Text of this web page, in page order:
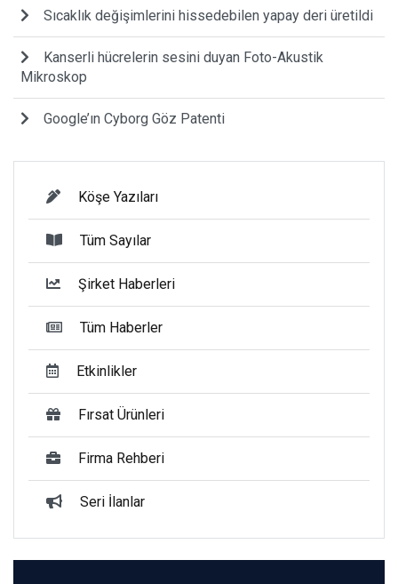
Sıcaklık değişimlerini hissedebilen yapay deri üretildi
Kanserli hücrelerin sesini duyan Foto-Akustik
Mikroskop
Google’ın Cyborg Göz Patenti
Köşe Yazıları
Tüm Sayılar
Şirket Haberleri
Tüm Haberler
Etkinlikler
Fırsat Ürünleri
Firma Rehberi
Seri İlanlar